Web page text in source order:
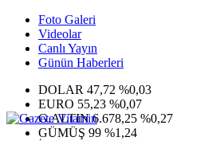
Foto Galeri
Videolar
Canlı Yayın
Günün Haberleri
DOLAR 47,72 %0,03
EURO 55,23 %0,07
G.ALTIN6.678,25 %0,27
GÜMÜŞ 99 %1,24